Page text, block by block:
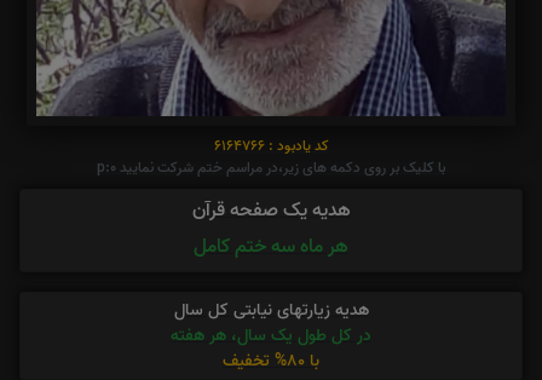
کد یادبود : 6164766
با کلیک بر روی دکمه های زیر،در مراسم ختم شرکت نمایید p:0
هدیه یک صفحه قرآن
هر ماه سه ختم کامل
هدیه زیارتهای نیابتی کل سال
در کل طول یک سال، هر هفته
با 80% تخفیف